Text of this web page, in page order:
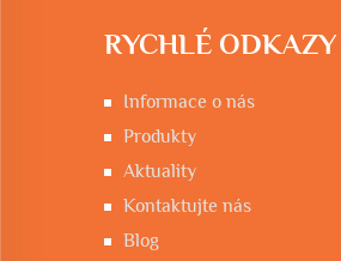
RYCHLÉ ODKAZY
Informace o nás
Produkty
Aktuality
Kontaktujte nás
Blog